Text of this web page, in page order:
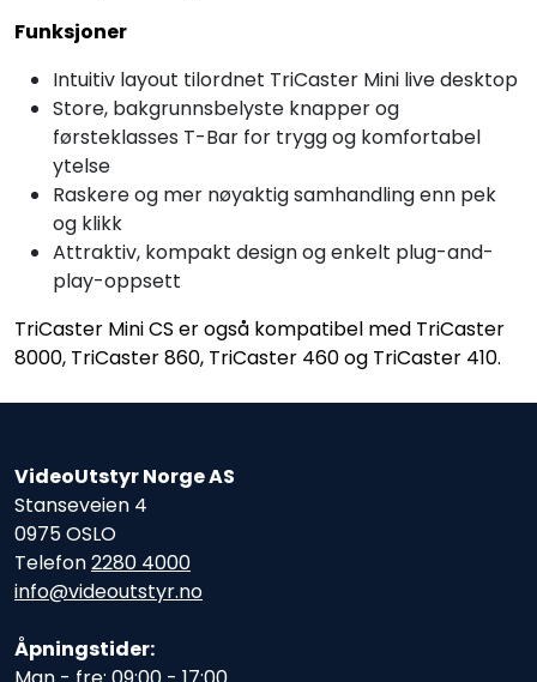
Funksjoner
Intuitiv layout tilordnet TriCaster Mini live desktop
Store, bakgrunnsbelyste knapper og
førsteklasses T-Bar for trygg og komfortabel
ytelse
Raskere og mer nøyaktig samhandling enn pek
og klikk
Attraktiv, kompakt design og enkelt plug-and-
play-oppsett
TriCaster Mini CS er også kompatibel med TriCaster
8000, TriCaster 860, TriCaster 460 og TriCaster 410.
VideoUtstyr Norge AS
Stanseveien 4
0975 OSLO
Telefon2280 4000
info@videoutstyr.no
Åpningstider: